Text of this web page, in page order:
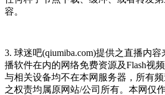
容。
3. 球迷吧(qiumiba.com)提供之直播内
播软件在内的网络免费资源及Flash视
与相关设备均不在本网服务器，所有
之权责均属原网站/公司所有。本网仅